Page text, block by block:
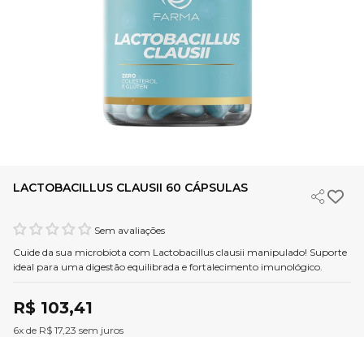
LACTOBACILLUS CLAUSII 60 CÁPSULAS
Sem avaliações
Cuide da sua microbiota com Lactobacillus clausii manipulado! Suporte
ideal para uma digestão equilibrada e fortalecimento imunológico.
R$ 103,41
6x de R$ 17,23 sem juros